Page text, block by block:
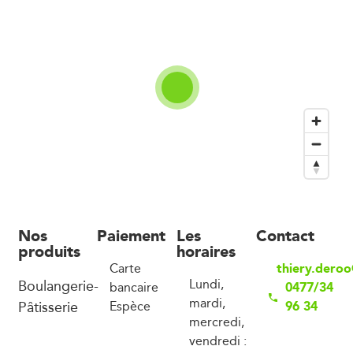
Nos
produits
Boulangerie-
Pâtisserie
Paiement
Carte
bancaire
Espèce
Les
horaires
Lundi,
mardi,
mercredi,
vendredi :
Contact
0477/34
96 34